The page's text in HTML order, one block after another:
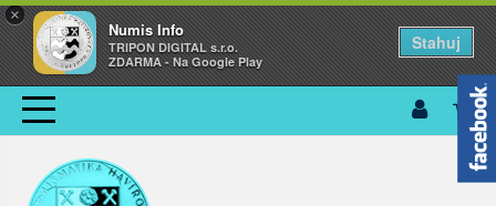
×
Numis Info
TRIPON DIGITAL s.r.o.
ZDARMA - Na Google Play
Stahuj